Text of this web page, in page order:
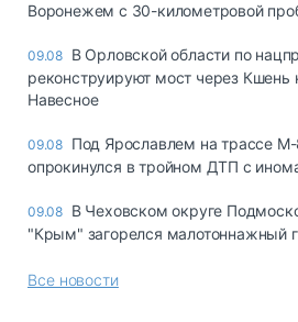
Воронежем с 30-километровой
09.08 В Орловской области по
реконструируют мост через Кшень
Навесное
09.08 Под Ярославлем на трассе М-
опрокинулся в тройном ДТП с
09.08 В Чеховском округе
"Крым" загорелся малотоннажный
Все новости